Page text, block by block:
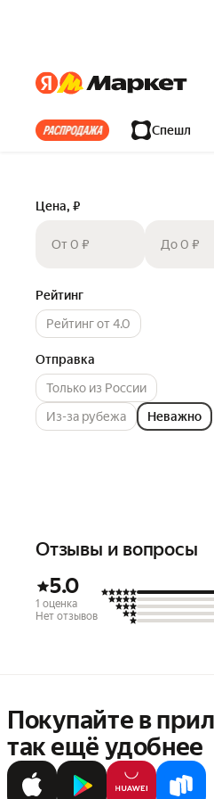
ЯндексЯндекс
Все хиты Спешл
Цена, ₽
От 0 ₽ До 0 ₽
Рейтинг
Рейтинг от 4.0
Отправка
Только из России
Из-за рубежа
Неважно
Отзывы и вопросы
5.0
1 оценка
Нет отзывов
Покупайте в
так ещё удобнее